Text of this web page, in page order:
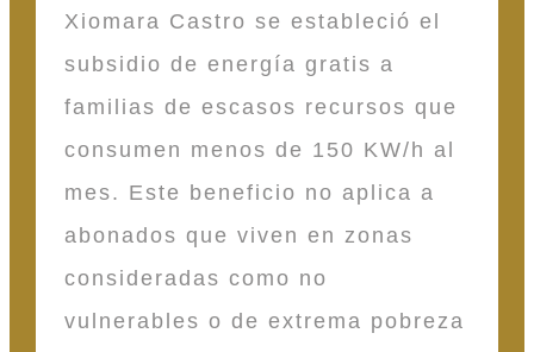
Xiomara Castro se estableció el
subsidio de energía gratis a
familias de escasos recursos que
consumen menos de 150 KW/h al
mes. Este beneficio no aplica a
abonados que viven en zonas
consideradas como no
vulnerables o de extrema pobreza